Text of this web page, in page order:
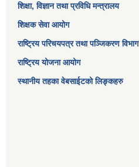
शिक्षा, विज्ञान तथा प्रविधि मन्त्रालय
शिक्षक सेवा आयोग
राष्ट्रिय परिचयपत्र तथा पञ्जिकरण विभाग
राष्ट्रिय योजना आयोग
स्थानीय तहका वेबसाईटको लिङ्कहरु